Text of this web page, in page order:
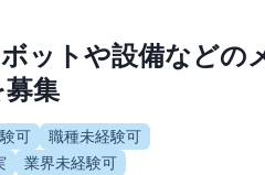
ボットや設備などの
集
可
職種未経験可
業界未経験可